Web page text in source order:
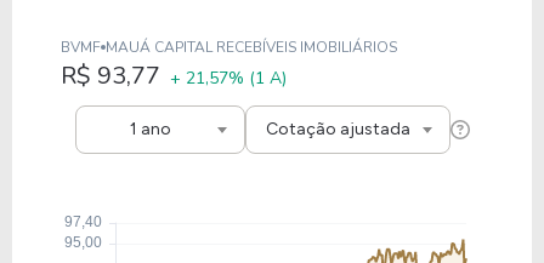
1 ano
BVMF MAUÁ CAPITAL RECEBÍVEIS IMOBILIÁRIOS
R$ 93,77 + 21,57% (1 A)
Cotação ajustada